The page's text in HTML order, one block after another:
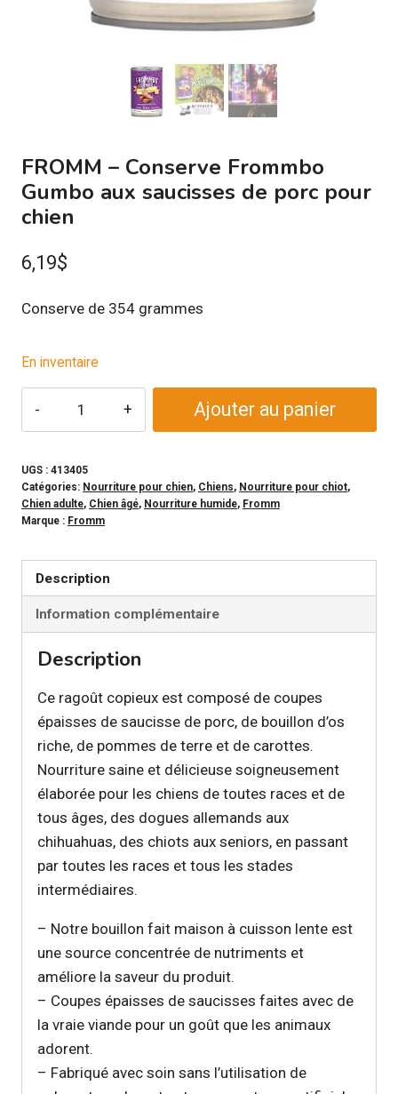
FROMM – Conserve Frommbo
Gumbo aux saucisses de porc pour
chien
6,19$
Conserve de 354 grammes
En inventaire
–
Conserve
Frommbo
saucisses
de
pour
Ajouter au panier
UGS : 413405
Catégories: Nourriture pour chien, Chiens, Nourriture pour chiot,
Chien adulte, Chien âgé, Nourriture humide, Fromm
Marque : Fromm
Description
Information complémentaire
Description
Ce ragoût copieux est composé de coupes
épaisses de saucisse de porc, de bouillon d’os
riche, de pommes de terre et de carottes.
Nourriture saine et délicieuse soigneusement
élaborée pour les chiens de toutes races et de
tous âges, des dogues allemands aux
chihuahuas, des chiots aux seniors, en passant
par toutes les races et tous les stades
intermédiaires.
– Notre bouillon fait maison à cuisson lente est
une source concentrée de nutriments et
améliore la saveur du produit.
– Coupes épaisses de saucisses faites avec de
la vraie viande pour un goût que les animaux
adorent.
– Fabriqué avec soin sans l’utilisation de